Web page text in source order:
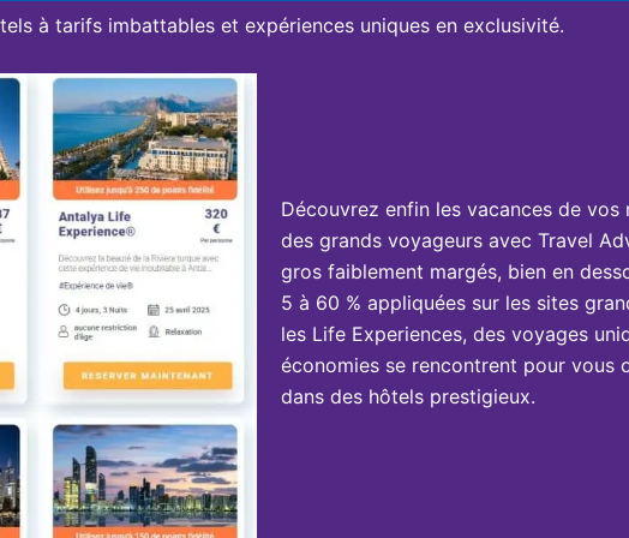
à tarifs imbattables et expériences uniques en exclusivité.
Découvrez enfin les vacances de
des grands voyageurs avec Travel
gros faiblement margés, bien en
5 à 60 % appliquées sur les sites
les Life Experiences, des voyages
économies se rencontrent pour vous
dans des hôtels prestigieux.